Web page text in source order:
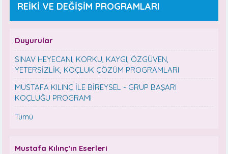
REİKİ VE DEĞİŞİM PROGRAMLARI
Duyurular
SINAV HEYECANI, KORKU, KAYGI, ÖZGÜVEN,
YETERSİZLİK, KOÇLUK ÇÖZÜM PROGRAMLARI
MUSTAFA KILINÇ İLE BİREYSEL - GRUP BAŞARI
KOÇLUĞU PROGRAMI
Tümü
Mustafa Kılınç'ın Eserleri